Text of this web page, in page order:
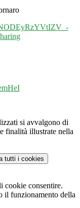
si avvalgono di
finalità illustrate nella
tutti i cookies
cookie consentire.
il funzionamento della